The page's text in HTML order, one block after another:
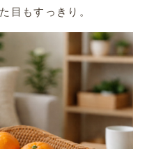
目もすっきり。